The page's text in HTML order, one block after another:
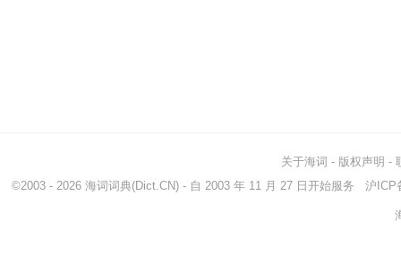
关于海词 - 版权声明 -
©2003 - 2026 海词词典(Dict.CN) - 自 2003 年 11 月 27 日开始服务 沪ICP